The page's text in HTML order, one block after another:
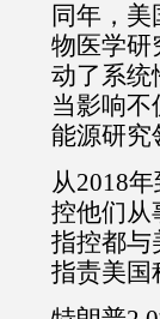
同年，
物医学研
动了系
当影响
能源研究
从2018
控他们从
指控都与
指责美国